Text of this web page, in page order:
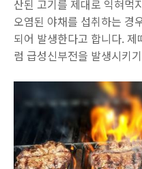
산된 고기를 제대로 익혀먹
오염된 야채를 섭취하는 경
되어 발생한다고 합니다.
럼 급성신부전을 발생시키